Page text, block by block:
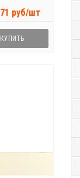
руб/шт
КУПИТЬ